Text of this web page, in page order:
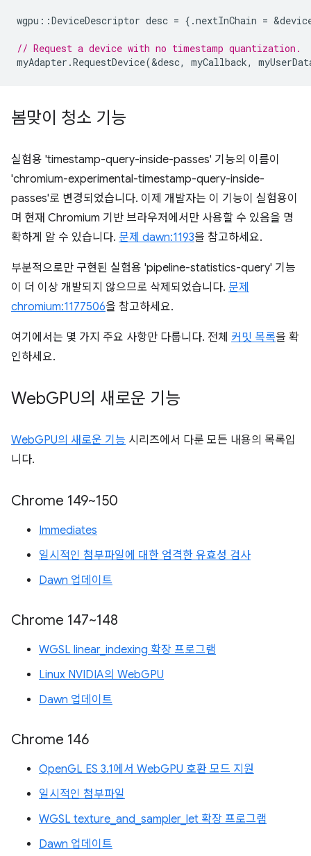
wgpu ::DeviceDescriptor desc = {.nextInChain = &
// Request a device with no timestamp quantization.
myAdapter .RequestDevice(&desc, myCallback,
봄맞이 청소 기능
실험용 'timestamp-query-inside-passes' 기능의 이름이
'chromium-experimental-timestamp-query-inside-
passes'로 변경되었습니다. 이제 개발자는 이 기능이 실험용이
며 현재 Chromium 기반 브라우저에서만 사용할 수 있음을 명
확하게 알 수 있습니다. 문제 dawn:1193을 참고하세요.
부분적으로만 구현된 실험용 'pipeline-statistics-query' 기능
이 더 이상 개발되지 않으므로 삭제되었습니다. 문제
chromium:1177506을 참고하세요.
여기에서는 몇 가지 주요 사항만 다룹니다. 전체 커밋 목록을 확
인하세요.
WebGPU의 새로운 기능
WebGPU의 새로운 기능 시리즈에서 다룬 모든 내용의 목록입
니다.
Chrome 149~150
Immediates
일시적인 첨부파일에 대한 엄격한 유효성 검사
Dawn 업데이트
Chrome 147~148
WGSL linear_indexing 확장 프로그램
Linux NVIDIA의 WebGPU
Dawn 업데이트
Chrome 146
OpenGL ES 3.1에서 WebGPU 호환 모드 지원
일시적인 첨부파일
WGSL texture_and_sampler_let 확장 프로그램
Dawn 업데이트